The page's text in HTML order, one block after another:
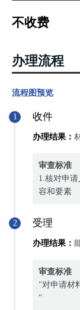
3 国有建设用地使
5 共有性质变更的；
6 法律、行政法规
不收费
办理流程
流程图预览
1 收件
办理结果：
审查标准
1.核对申
容和要素
2 受理
办理结果：
审查标准
"对申请材
"